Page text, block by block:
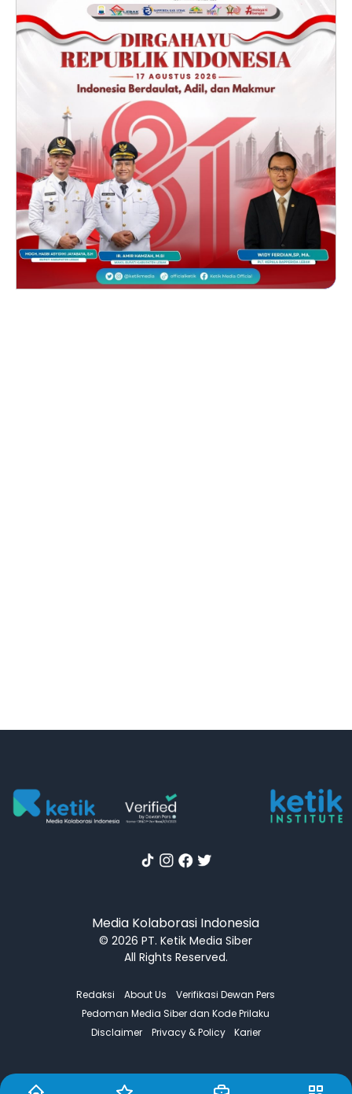
Media Kolaborasi Indonesia
© 2026 PT. Ketik Media Siber
All Rights Reserved.
Redaksi About Us
Verifikasi Dewan Pers
Pedoman Media Siber dan Kode Prilaku
Disclaimer
Privacy & Policy Karier